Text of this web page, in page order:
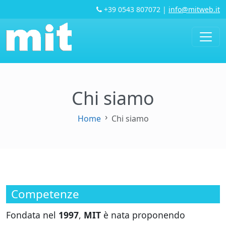
+39 0543 807072 | info@mitweb.it
Chi siamo
Home Chi siamo
Competenze
Fondata nel 1997, MIT è nata proponendo